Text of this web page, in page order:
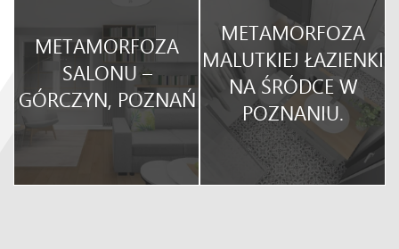
METAMORFOZA
SALONU –
GÓRCZYN, POZNAŃ
METAMORFOZA
MALUTKIEJ ŁAZIENKI
NA ŚRÓDCE W
POZNANIU.